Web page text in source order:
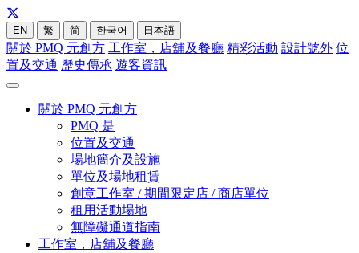
EN 繁 简 한국어 日本語
關於 PMQ 元創方 工作室，店舖及餐廳 精彩活動 設計號外 位
置及交通 歷史傳承 遊客資訊
關於 PMQ 元創方
PMQ 是
位置及交通
場地簡介及設施
單位及場地租賃
創意工作室 / 期間限定店 / 商店單位
租用活動場地
無障礙通道指南
工作室，店舖及餐廳